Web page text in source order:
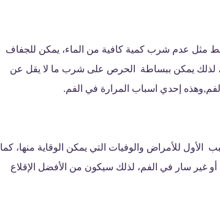
مثل عدم شرب كمية كافية من الماء، يمكن للجفاف
لذلك يمكن ببساطة الحرص على شرب ما لا يقل عن
إحدي اسباب المرارة في الفم.
للأمراض والوفيات التي يمكن الوقاية منها، كما
غير سار في الفم، لذلك سيكون من الأفضل الإقلاع